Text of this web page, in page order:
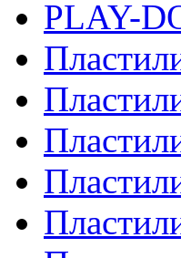
PLAY-